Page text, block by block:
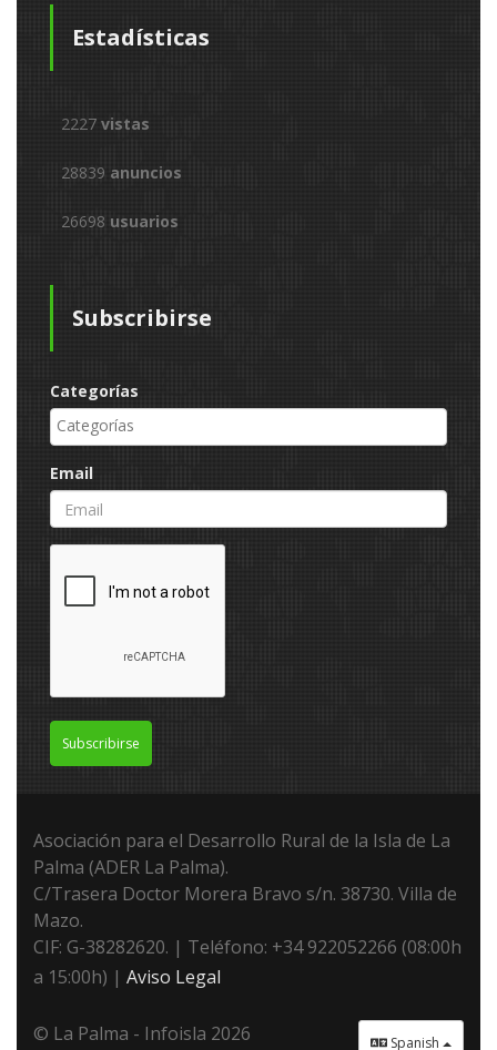
Estadísticas
2227 vistas
28839 anuncios
26698 usuarios
Subscribirse
Categorías
Email
Subscribirse
Asociación para el Desarrollo Rural de la Isla de La
Palma (ADER La Palma).
C/Trasera Doctor Morera Bravo s/n. 38730. Villa de
Mazo.
CIF: G-38282620. | Teléfono: +34 922052266 (08:00h
a 15:00h) | Aviso Legal
Spanish
© La Palma - Infoisla 2026